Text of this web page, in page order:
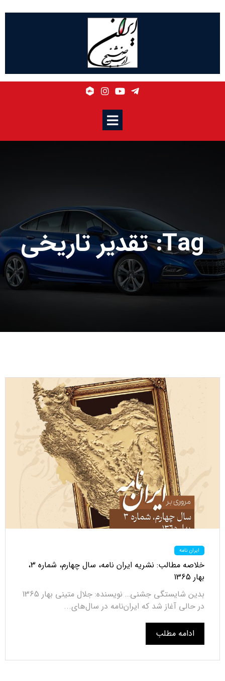
Tag: تقدیر تاریخی
ایران نامه
خلاصه مطالب: نشریه ایران نامه، سال چهارم، شماره 3،
بهار 1365
بدین شایستگی جشنی… نویسنده: جلال متینی بهار 1365
در حالی آغاز شد که ایران‌نامه در سال‌های...
ادامه مطلب